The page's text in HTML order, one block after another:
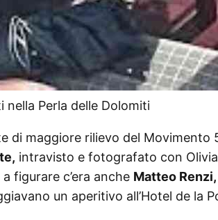
nella Perla delle Dolomiti
di maggiore rilievo del Movimento
intravisto e fotografato con
figurare c’era anche Matteo Renzi,
un aperitivo all’Hotel de la